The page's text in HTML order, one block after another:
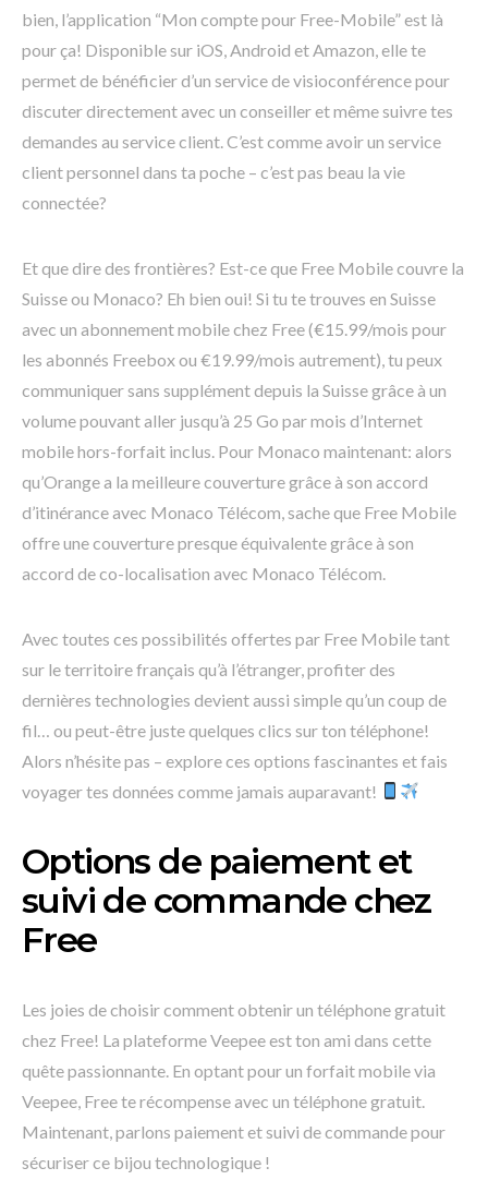
bien, l’application “Mon compte pour Free-Mobile” est là
pour ça! Disponible sur iOS, Android et Amazon, elle te
permet de bénéficier d’un service de visioconférence pour
discuter directement avec un conseiller et même suivre tes
demandes au service client. C’est comme avoir un service
client personnel dans ta poche – c’est pas beau la vie
connectée?
Et que dire des frontières? Est-ce que Free Mobile couvre la
Suisse ou Monaco? Eh bien oui! Si tu te trouves en Suisse
avec un abonnement mobile chez Free (€15.99/mois pour
les abonnés Freebox ou €19.99/mois autrement), tu peux
communiquer sans supplément depuis la Suisse grâce à un
volume pouvant aller jusqu’à 25 Go par mois d’Internet
mobile hors-forfait inclus. Pour Monaco maintenant: alors
qu’Orange a la meilleure couverture grâce à son accord
d’itinérance avec Monaco Télécom, sache que Free Mobile
offre une couverture presque équivalente grâce à son
accord de co-localisation avec Monaco Télécom.
Avec toutes ces possibilités offertes par Free Mobile tant
sur le territoire français qu’à l’étranger, profiter des
dernières technologies devient aussi simple qu’un coup de
fil… ou peut-être juste quelques clics sur ton téléphone!
Alors n’hésite pas – explore ces options fascinantes et fais
voyager tes données comme jamais auparavant!
Options de paiement et
suivi de commande chez
Free
Les joies de choisir comment obtenir un téléphone gratuit
chez Free! La plateforme Veepee est ton ami dans cette
quête passionnante. En optant pour un forfait mobile via
Veepee, Free te récompense avec un téléphone gratuit.
Maintenant, parlons paiement et suivi de commande pour
sécuriser ce bijou technologique !